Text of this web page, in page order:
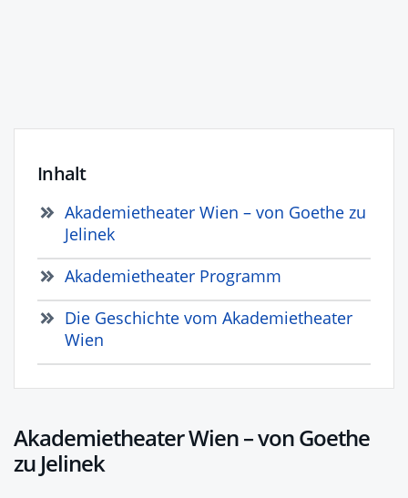
Inhalt
Akademietheater Wien – von Goethe zu
Jelinek
Akademietheater Programm
Die Geschichte vom Akademietheater
Wien
Akademietheater Wien – von Goethe
zu Jelinek